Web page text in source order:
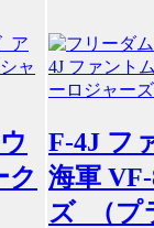
ク
F-4J フ
海軍
ズ （プ